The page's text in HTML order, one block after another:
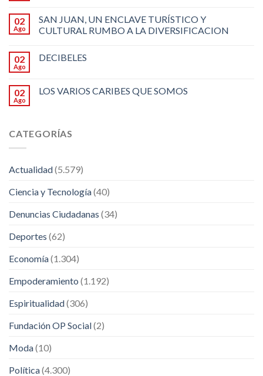
02
Ago
SAN JUAN, UN ENCLAVE TURÍSTICO Y
CULTURAL RUMBO A LA DIVERSIFICACION
02
Ago
DECIBELES
02
Ago
LOS VARIOS CARIBES QUE SOMOS
CATEGORÍAS
Actualidad(5.579)
Ciencia y Tecnología(40)
Denuncias Ciudadanas (34)
Deportes (62)
Economía(1.304)
Empoderamiento (1.192)
Espiritualidad(306)
Fundación OP Social(2)
Moda(10)
Política(4.300)